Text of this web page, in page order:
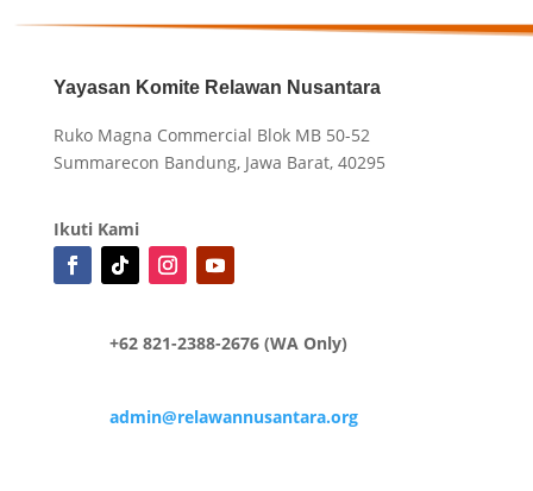
Yayasan Komite Relawan Nusantara
Ruko Magna Commercial Blok MB 50-52
Summarecon Bandung, Jawa Barat, 40295
Ikuti Kami
+62 821-2388-2676 (WA Only)
admin@relawannusantara.org